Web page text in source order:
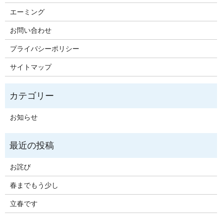
エーミング
お問い合わせ
プライバシーポリシー
サイトマップ
お知らせ
お詫び
春までもう少し
立春です